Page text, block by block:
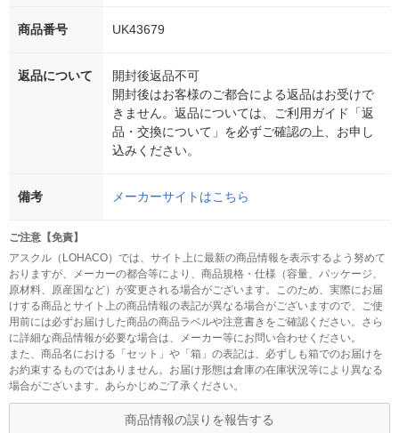
商品番号 UK43679
返品について
開封後返品不可
開封後はお客様のご都合による返品はお受けで
きません。返品については、ご利用ガイド「返
品・交換について」を必ずご確認の上、お申し
込みください。
備考 メーカーサイトはこちら
ご注意【免責】
アスクル（LOHACO）では、サイト上に最新の商品情報を表示するよう努めて
おりますが、メーカーの都合等により、商品規格・仕様（容量、パッケージ、
原材料、原産国など）が変更される場合がございます。このため、実際にお届
けする商品とサイト上の商品情報の表記が異なる場合がございますので、ご使
用前には必ずお届けした商品の商品ラベルや注意書きをご確認ください。さら
に詳細な商品情報が必要な場合は、メーカー等にお問い合わせください。
また、商品名における「セット」や「箱」の表記は、必ずしも箱でのお届けを
お約束するものではありません。お届け形態は倉庫の在庫状況等により異なる
場合がございます。あらかじめご了承ください。
商品情報の誤りを報告する